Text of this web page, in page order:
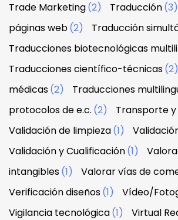
Trade Marketing(2) Traducción(3)
páginas web(2) Traducción
Traducciones biotecnológicas
Traducciones científico-técnicas(2)
médicas(2)
Traducciones
protocolos de e.c. (2) Transporte
Validación de limpieza(1)
Validación y Cualificación(1)
intangibles(1) Valorar vías de
Verificación diseños(1) Vídeo/
Vigilancia tecnológica(1) Virtual